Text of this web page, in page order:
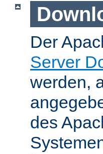
Der
Server
werden,
des